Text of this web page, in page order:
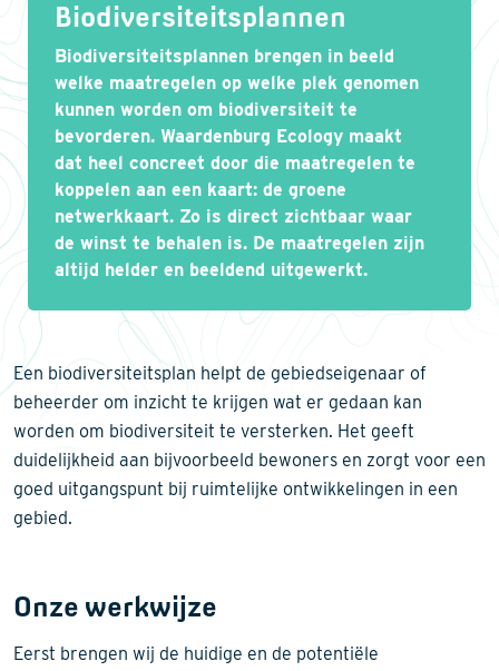
Biodiversiteitsplannen
Biodiversiteitsplannen brengen in beeld
welke maatregelen op welke plek genomen
kunnen worden om biodiversiteit te
bevorderen. Waardenburg Ecology maakt
dat heel concreet door die maatregelen te
koppelen aan een kaart: de groene
netwerkkaart. Zo is direct zichtbaar waar
de winst te behalen is. De maatregelen zijn
altijd helder en beeldend uitgewerkt.
Een biodiversiteitsplan helpt de gebiedseigenaar of
beheerder om inzicht te krijgen wat er gedaan kan
worden om biodiversiteit te versterken. Het geeft
duidelijkheid aan bijvoorbeeld bewoners en zorgt voor een
goed uitgangspunt bij ruimtelijke ontwikkelingen in een
gebied.
Onze werkwijze
Eerst brengen wij de huidige en de potentiële